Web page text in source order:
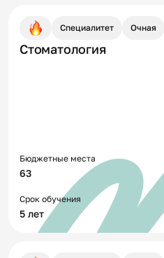
Специалитет Очная
Стоматология
Бюджетные места
63
Срок обучения
5 лет